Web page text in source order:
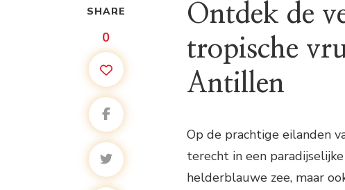
SHARE
0
Ontdek de
tropische
Antillen
Op de prachtige eilanden
terecht in een
helderblauwe zee, maar